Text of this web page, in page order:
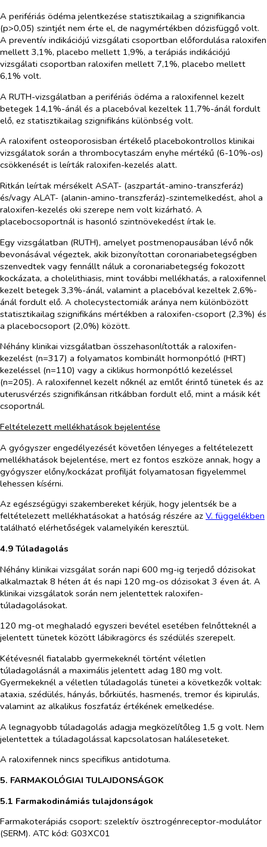
A perifériás ödéma jelentkezése statisztikailag a szignifikancia
(p>0,05) szintjét nem érte el, de nagymértékben dózisfüggő volt.
A preventív indikációjú vizsgálati csoportban előfordulása raloxifen
mellett 3,1%, placebo mellett 1,9%, a terápiás indikációjú
vizsgálati csoportban raloxifen mellett 7,1%, placebo mellett
6,1% volt.
A RUTH-vizsgálatban a perifériás ödéma a raloxifennel kezelt
betegek 14,1%-ánál és a placebóval kezeltek 11,7%-ánál fordult
elő, ez statisztikailag szignifikáns különbség volt.
A raloxifent osteoporosisban értékelő placebokontrollos klinikai
vizsgálatok során a thrombocytaszám enyhe mértékű (6-10%-os)
csökkenését is leírták raloxifen-kezelés alatt.
Ritkán leírtak mérsékelt ASAT- (aszpartát-amino-transzferáz)
és/vagy ALAT- (alanin-amino-transzferáz)-szintemelkedést, ahol a
raloxifen-kezelés oki szerepe nem volt kizárható. A
placebocsoportnál is hasonló szintnövekedést írtak le.
Egy vizsgálatban (RUTH), amelyet postmenopausában lévő nők
bevonásával végeztek, akik bizonyítottan coronariabetegségben
szenvedtek vagy fennállt náluk a coronariabetegség fokozott
kockázata, a cholelithiasis, mint további mellékhatás, a raloxifennel
kezelt betegek 3,3%-ánál, valamint a placebóval kezeltek 2,6%-
ánál fordult elő. A cholecystectomiák aránya nem különbözött
statisztikailag szignifikáns mértékben a raloxifen-csoport (2,3%) és
a placebocsoport (2,0%) között.
Néhány klinikai vizsgálatban összehasonlították a raloxifen-
kezelést (n=317) a folyamatos kombinált hormonpótló (HRT)
kezeléssel (n=110) vagy a ciklikus hormonpótló kezeléssel
(n=205). A raloxifennel kezelt nőknél az emlőt érintő tünetek és az
uterusvérzés szignifikánsan ritkábban fordult elő, mint a másik két
csoportnál.
Feltételezett mellékhatások bejelentése
A gyógyszer engedélyezését követően lényeges a feltételezett
mellékhatások bejelentése, mert ez fontos eszköze annak, hogy a
gyógyszer előny/kockázat profilját folyamatosan figyelemmel
lehessen kísérni.
Az egészségügyi szakembereket kérjük, hogy jelentsék be a
feltételezett mellékhatásokat a hatóság részére az V. függelékben
található elérhetőségek valamelyikén keresztül.
4.9 Túladagolás
Néhány klinikai vizsgálat során napi 600 mg-ig terjedő dózisokat
alkalmaztak 8 héten át és napi 120 mg-os dózisokat 3 éven át. A
klinikai vizsgálatok során nem jelentettek raloxifen-
túladagolásokat.
120 mg-ot meghaladó egyszeri bevétel esetében felnőtteknél a
jelentett tünetek között lábikragörcs és szédülés szerepelt.
Kétévesnél fiatalabb gyermekeknél történt véletlen
túladagolásnál a maximális jelentett adag 180 mg volt.
Gyermekeknél a véletlen túladagolás tünetei a következők voltak:
ataxia, szédülés, hányás, bőrkiütés, hasmenés, tremor és kipirulás,
valamint az alkalikus foszfatáz értékének emelkedése.
A legnagyobb túladagolás adagja megközelítőleg 1,5 g volt. Nem
jelentettek a túladagolással kapcsolatosan haláleseteket.
A raloxifennek nincs specifikus antidotuma.
5. FARMAKOLÓGIAI TULAJDONSÁGOK
5.1 Farmakodinámiás tulajdonságok
Farmakoterápiás csoport: szelektív ösztrogénreceptor-modulátor
(SERM). ATC kód: G03XC01